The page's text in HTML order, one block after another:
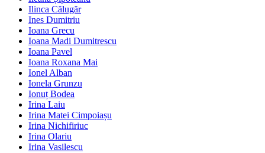
Ilinca Călugăr
Ines Dumitriu
Ioana Grecu
Ioana Madi Dumitrescu
Ioana Pavel
Ioana Roxana Mai
Ionel Alban
Ionela Grunzu
Ionuț Bodea
Irina Laiu
Irina Matei Cimpoiașu
Irina Nichifiriuc
Irina Olariu
Irina Vasilescu